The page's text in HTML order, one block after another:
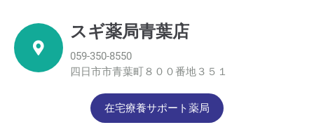
スギ薬局青葉店
059-350-8550
四日市市青葉町８００番地３５１
在宅療養サポート薬局